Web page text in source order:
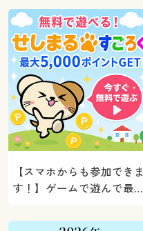
【スマホからも参加できま
す！】ゲームで遊んで最大
ト！